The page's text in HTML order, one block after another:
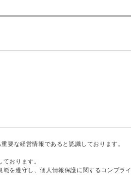
要な経営情報であると認識しております。
おります。
を遵守し、個人情報保護に関するコンプライ